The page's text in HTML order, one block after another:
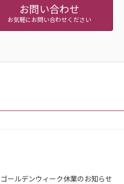
お問い合わせ
お気軽にお問い合わせください
ゴールデンウィーク休業のお知らせ